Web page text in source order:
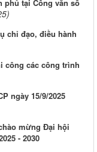
phủ tại Công văn số
chỉ đạo, điều hành
công các công trình
ngày 15/9/2025
mừng Đại hội
- 2030